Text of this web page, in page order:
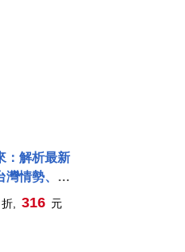
：解析最新
灣情勢、企
人發展
折, 316 元